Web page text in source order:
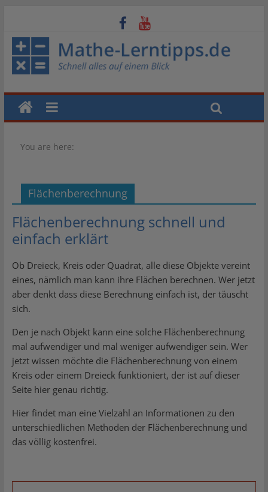
You are here:
Flächenberechnung
Flächenberechnung schnell und
einfach erklärt
Ob Dreieck, Kreis oder Quadrat, alle diese Objekte vereint
eines, nämlich man kann ihre Flächen berechnen. Wer jetzt
aber denkt dass diese Berechnung einfach ist, der täuscht
sich.
Den je nach Objekt kann eine solche Flächenberechnung
mal aufwendiger und mal weniger aufwendiger sein. Wer
jetzt wissen möchte die Flächenberechnung von einem
Kreis oder einem Dreieck funktioniert, der ist auf dieser
Seite hier genau richtig.
Hier findet man eine Vielzahl an Informationen zu den
unterschiedlichen Methoden der Flächenberechnung und
das völlig kostenfrei.